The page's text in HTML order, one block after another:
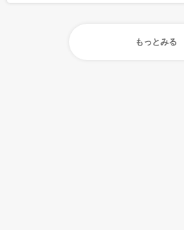
もっとみる